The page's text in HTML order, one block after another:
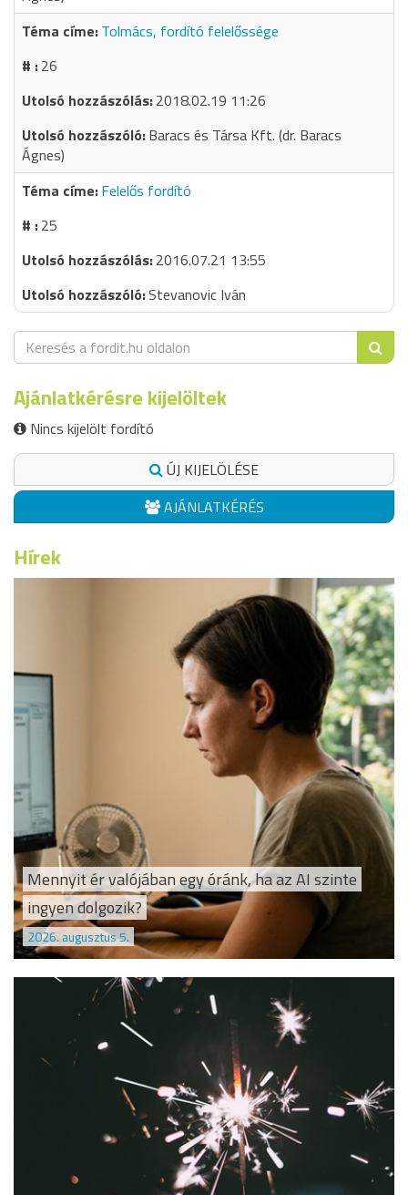
Tolmács, fordító felelőssége
26
2018.02.19 11:26
Baracs és Társa Kft. (dr. Baracs
Ágnes)
Felelős fordító
25
2016.07.21 13:55
Stevanovic Iván
Ajánlatkérésre kijelöltek
Nincs kijelölt fordító
ÚJ KIJELÖLÉSE
AJÁNLATKÉRÉS
Hírek
Mennyit ér valójában egy óránk, ha az AI szinte
ingyen dolgozik?
2026. augusztus 5.